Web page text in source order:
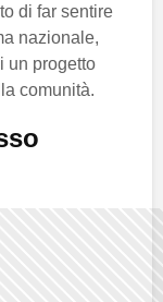
di far sentire
nazionale,
un progetto
comunità.